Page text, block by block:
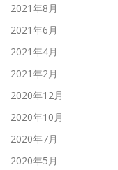
2021年8月
2021年6月
2021年4月
2021年2月
2020年12月
2020年10月
2020年7月
2020年5月